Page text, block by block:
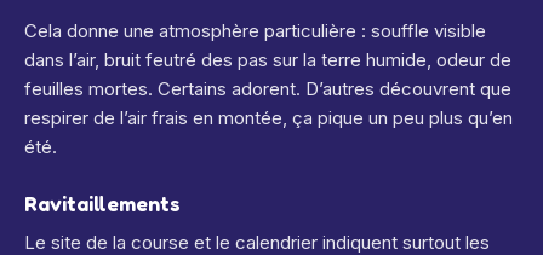
Cela donne une atmosphère particulière : souffle visible
dans l’air, bruit feutré des pas sur la terre humide, odeur de
feuilles mortes. Certains adorent. D’autres découvrent que
respirer de l’air frais en montée, ça pique un peu plus qu’en
été.
Ravitaillements
Le site de la course et le calendrier indiquent surtout les